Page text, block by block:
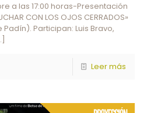
a las 17:00 horas-Presentación
CON LOS OJOS CERRADOS»
Participan: Luis Bravo,
Leer más